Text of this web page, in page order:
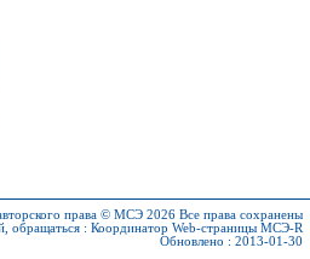
права © МСЭ 2026 Все права сохранены
обращаться : Координатор Web-страницы МСЭ-R
Обновлено : 2013-01-30